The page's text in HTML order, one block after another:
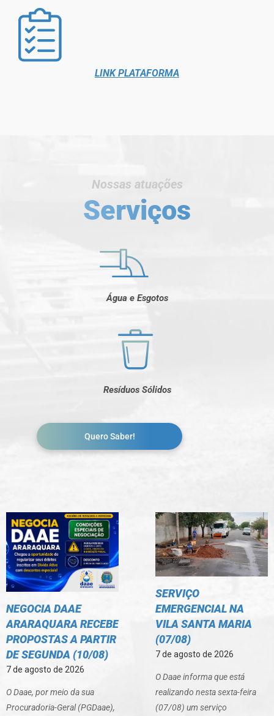
LINK PLATAFORMA
Nossas atuações
Serviços
Água e Esgotos
Resíduos Sólidos
Quero Saber!
NEGOCIA DAAE
ARARAQUARA RECEBE
PROPOSTAS A PARTIR
DE SEGUNDA (10/08)
7 de agosto de 2026
O Daae, por meio da sua
Procuradoria-Geral (PGDaae),
SERVIÇO
EMERGENCIAL NA
VILA SANTA MARIA
(07/08)
7 de agosto de 2026
O Daae informa que está
realizando nesta sexta-feira
(07/08) um serviço